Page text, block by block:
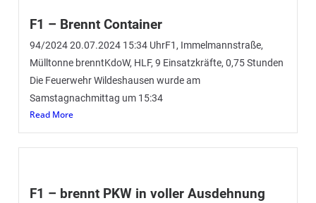
F1 – Brennt Container
94/2024 20.07.2024 15:34 UhrF1, Immelmannstraße,
Mülltonne brenntKdoW, HLF, 9 Einsatzkräfte, 0,75 Stunden
Die Feuerwehr Wildeshausen wurde am
Samstagnachmittag um 15:34
Read More
F1 – brennt PKW in voller Ausdehnung